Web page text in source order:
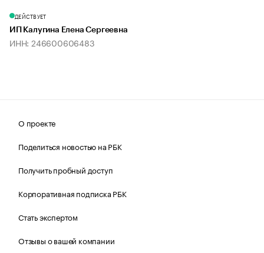
ДЕЙСТВУЕТ
ИП Калугина Елена Сергеевна
ИНН: 246600606483
О проекте
Поделиться новостью на РБК
Получить пробный доступ
Корпоративная подписка РБК
Стать экспертом
Отзывы о вашей компании